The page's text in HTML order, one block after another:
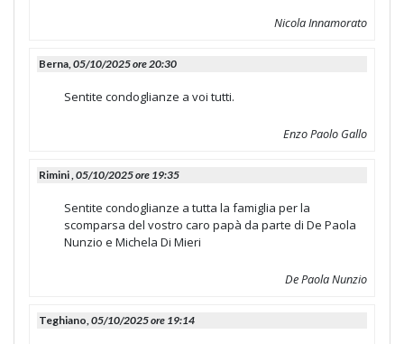
Nicola Innamorato
Berna,05/10/2025 ore 20:30
Sentite condoglianze a voi tutti.
Enzo Paolo Gallo
Rimini ,05/10/2025 ore 19:35
Sentite condoglianze a tutta la famiglia per la
scomparsa del vostro caro papà da parte di De Paola
Nunzio e Michela Di Mieri
De Paola Nunzio
Teghiano,05/10/2025 ore 19:14